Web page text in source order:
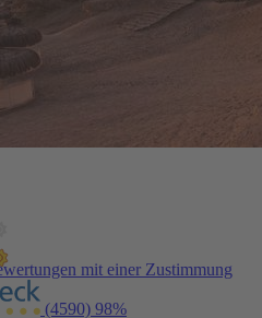
mit einer Zustimmung
(4590) 98%